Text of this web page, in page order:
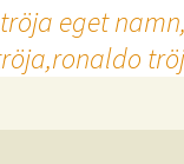
eget